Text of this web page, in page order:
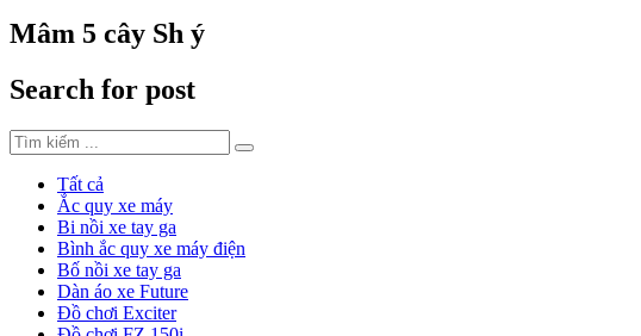
Mâm 5 cây Sh ý
Search for post
Tất cả
Ắc quy xe máy
Bi nồi xe tay ga
Bình ắc quy xe máy điện
Bố nồi xe tay ga
Dàn áo xe Future
Đồ chơi Exciter